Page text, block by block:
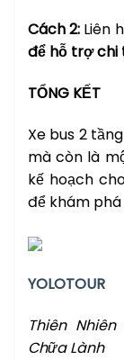
Cách 2: Liên
để hỗ trợ chi
TỔNG KẾT
Xe bus 2
mà còn là
kế hoạch
để khám
YOLOTOUR
Thiên
Chữa Lành